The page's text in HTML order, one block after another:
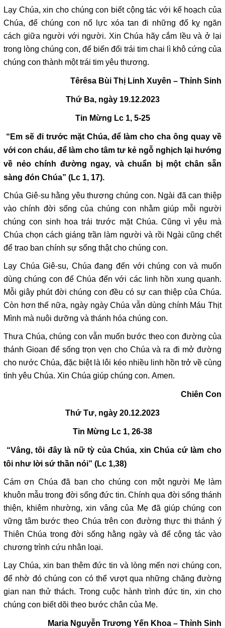
Lạy Chúa, xin cho chúng con biết cộng tác với kế hoạch của
Chúa, để chúng con nổ lực xóa tan đi những đố kỵ ngăn
cách giữa người với người. Xin Chúa hãy cắm lều và ở lại
trong lòng chúng con, để biến đổi trái tim chai lì khô cứng của
chúng con thành một trái tim yêu thương.
Têrêsa Bùi Thị Linh Xuyên – Thỉnh Sinh
Thứ Ba, ngày 19.12.2023
Tin Mừng Lc 1, 5-25
“Em sẽ đi trước mặt Chúa, để làm cho cha ông quay về
với con cháu, để làm cho tâm tư kẻ ngỗ nghịch lại hướng
về nẻo chính đường ngay, và chuẩn bị một chân sẵn
sàng đón Chúa” (Lc 1, 17).
Chúa Giê-su hằng yêu thương chúng con. Ngài đã can thiệp
vào chính đời sống của chúng con nhằm giúp mỗi người
chúng con sinh hoa trái trước mặt Chúa. Cũng vì yêu mà
Chúa chọn cách giáng trần làm người và rồi Ngài cũng chết
để trao ban chính sự sống thật cho chúng con.
Lạy Chúa Giê-su, Chúa đang đến với chúng con và muốn
dùng chúng con để Chúa đến với các linh hồn xung quanh.
Mỗi giây phút đời chúng con đều có sự can thiệp của Chúa.
Còn hơn thế nữa, ngày ngày Chúa vẫn dùng chính Máu Thịt
Mình mà nuôi dưỡng và thánh hóa chúng con.
Thưa Chúa, chúng con vẫn muốn bước theo con đường của
thánh Gioan để sống trọn vẹn cho Chúa và ra đi mở đường
cho nước Chúa, đặc biệt là lôi kéo nhiều linh hồn trở về cùng
tình yêu Chúa. Xin Chúa giúp chúng con. Amen.
Chiên Con
Thứ Tư, ngày 20.12.2023
Tin Mừng Lc 1, 26-38
“Vâng, tôi đây là nữ tỳ của Chúa, xin Chúa cứ làm cho
tôi như lời sứ thần nói” (Lc 1,38)
Cám ơn Chúa đã ban cho chúng con một người Mẹ làm
khuôn mẫu trong đời sống đức tin. Chính qua đời sống thánh
thiện, khiêm nhường, xin vâng của Mẹ đã giúp chúng con
vững tâm bước theo Chúa trên con đường thực thi thánh ý
Thiên Chúa trong đời sống hằng ngày và để cộng tác vào
chương trình cứu nhân loại.
Lạy Chúa, xin ban thêm đức tin và lòng mến nơi chúng con,
để nhờ đó chúng con có thể vượt qua những chặng đường
gian nan thử thách. Trong cuộc hành trình đức tin, xin cho
chúng con biết dõi theo bước chân của Mẹ.
Maria Nguyễn Trương Yến Khoa – Thỉnh Sinh